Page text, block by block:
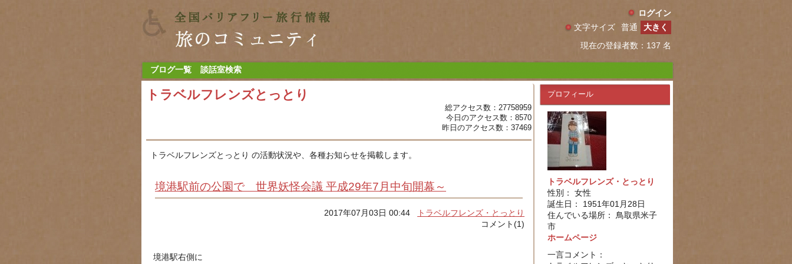
ログイン
現在の登録者数：137 名
文字サイズ 普通 大きく
ブログ一覧 談話室検索
トラベルフレンズとっとり
総アクセス数：27758959
今日のアクセス数：8570
昨日のアクセス数：37469
トラベルフレンズとっとり の活動状況や、各種お知らせを掲載します。
境港駅前の公園で 世界妖怪会議 平成29年7月中旬開幕～
2017年07月03日 00:44
トラベルフレンズ・とっとり
コメント(1)
境港駅右側に
プロフィール
トラベルフレンズ・とっとり
性別： 女性
誕生日： 1951年01月28日
住んでいる場所： 鳥取県米子
市
ホームページ
一言コメント：